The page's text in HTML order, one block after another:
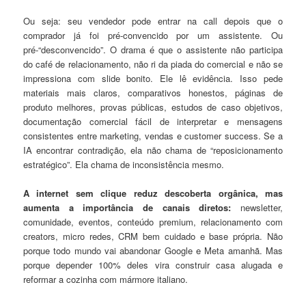
Ou seja: seu vendedor pode entrar na call depois que o
comprador já foi pré-convencido por um assistente. Ou
pré-“desconvencido”. O drama é que o assistente não participa
do café de relacionamento, não ri da piada do comercial e não se
impressiona com slide bonito. Ele lê evidência. Isso pede
materiais mais claros, comparativos honestos, páginas de
produto melhores, provas públicas, estudos de caso objetivos,
documentação comercial fácil de interpretar e mensagens
consistentes entre marketing, vendas e customer success. Se a
IA encontrar contradição, ela não chama de “reposicionamento
estratégico”. Ela chama de inconsistência mesmo.
A internet sem clique reduz descoberta orgânica, mas
aumenta a importância de canais diretos: newsletter,
comunidade, eventos, conteúdo premium, relacionamento com
creators, micro redes, CRM bem cuidado e base própria. Não
porque todo mundo vai abandonar Google e Meta amanhã. Mas
porque depender 100% deles vira construir casa alugada e
reformar a cozinha com mármore italiano.